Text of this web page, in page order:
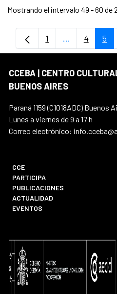
Mostrando el intervalo 49 - 60 de
Página
1 ...PáginasPágina
4 5
CCEBA | CENTRO
BUENOS AIRES
Paraná 1159 (C1018ADC) Buenos
Lunes a viernes de 9 a 17 h
Correo electrónico:
CCE
PARTICIPA
PUBLICACIONES
ACTUALIDAD
EVENTOS